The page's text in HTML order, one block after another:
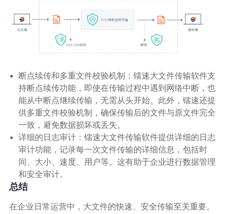
断点续传和多重文件校验机制：镭速大文件传输软件支
持断点续传功能，即使在传输过程中遇到网络中断，也
能从中断点继续传输，无需从头开始。此外，镭速还提
供多重文件校验机制，确保传输后的文件与原文件完全
一致，避免数据损坏或丢失。
详细的日志审计：镭速大文件传输软件提供详细的日志
审计功能，记录每一次文件传输的详细信息，包括时
间、大小、速度、用户等。这有助于企业进行数据管理
和安全审计。
总结
在企业日常运营中，大文件的快速、安全传输至关重要。